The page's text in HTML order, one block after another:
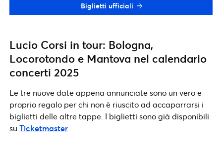
Biglietti ufficiali
Lucio Corsi in tour: Bologna,
Locorotondo e Mantova nel calendario
concerti 2025
Le tre nuove date appena annunciate sono un vero e
proprio regalo per chi non è riuscito ad accaparrarsi i
biglietti delle altre tappe. I biglietti sono già disponibili
su Ticketmaster